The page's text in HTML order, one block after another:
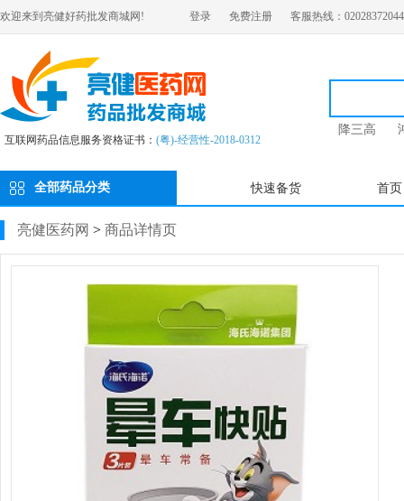
欢迎来到亮健好药批发商城网! 登录 免费注册 客服热线：02028372044
互联网药品信息服务资格证书： (粤)-经营性-2018-0312
降三高
全部药品分类 快速备货 首页
亮健医药网 > 商品详情页